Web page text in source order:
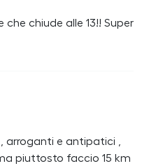
che chiude alle 13!! Super
arroganti e antipatici ,
piuttosto faccio 15 km